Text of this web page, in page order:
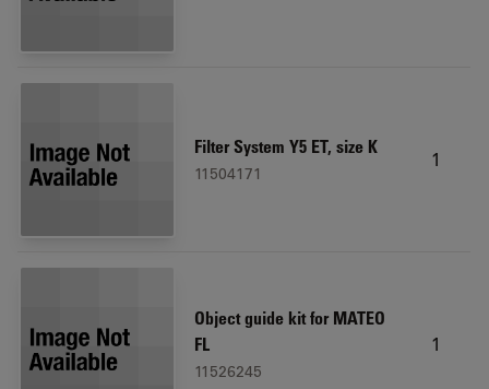
Filter System Y5 ET, size K
11504171
1
Object guide kit for MATEO
FL
11526245
1